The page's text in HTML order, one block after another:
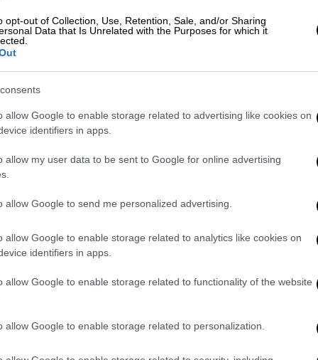
opt-out of Collection, Use, Retention, Sale, and/or Sharing
Data that Is Unrelated with the Purposes for which it
allow Google to enable storage related to advertising like cookies on
identifiers in apps.
allow my user data to be sent to Google for online advertising
allow Google to send me personalized advertising.
allow Google to enable storage related to analytics like cookies on
identifiers in apps.
allow Google to enable storage related to functionality of the website
allow Google to enable storage related to personalization.
περαιτέρω κατάρρευση των πνευματικών
εκτός των συνόρων, αλλά με αντίκτυπο